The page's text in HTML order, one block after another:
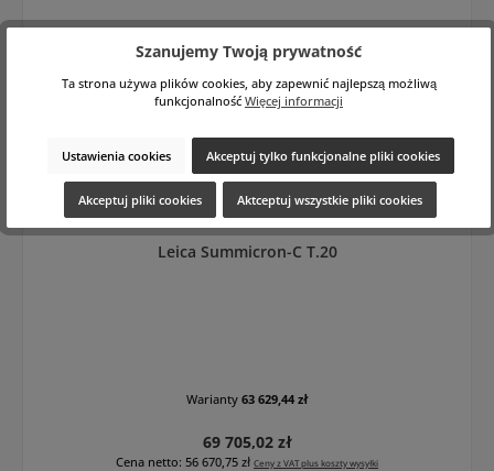
Leica Summicron-C T.20
Warianty63 629,44 zł
Cena regularna:
69 705,02 zł
Cena netto: 56 670,75 zł Ceny z VAT plus koszty wysyłki
Szanujemy Twoją prywatność
Ta strona używa plików cookies, aby zapewnić najlepszą możliwą
funkcjonalność Więcej informacji
Ustawienia cookies Akceptuj tylko funkcjonalne pliki cookies
Akceptuj pliki cookies Aktceptuj wszystkie pliki cookies